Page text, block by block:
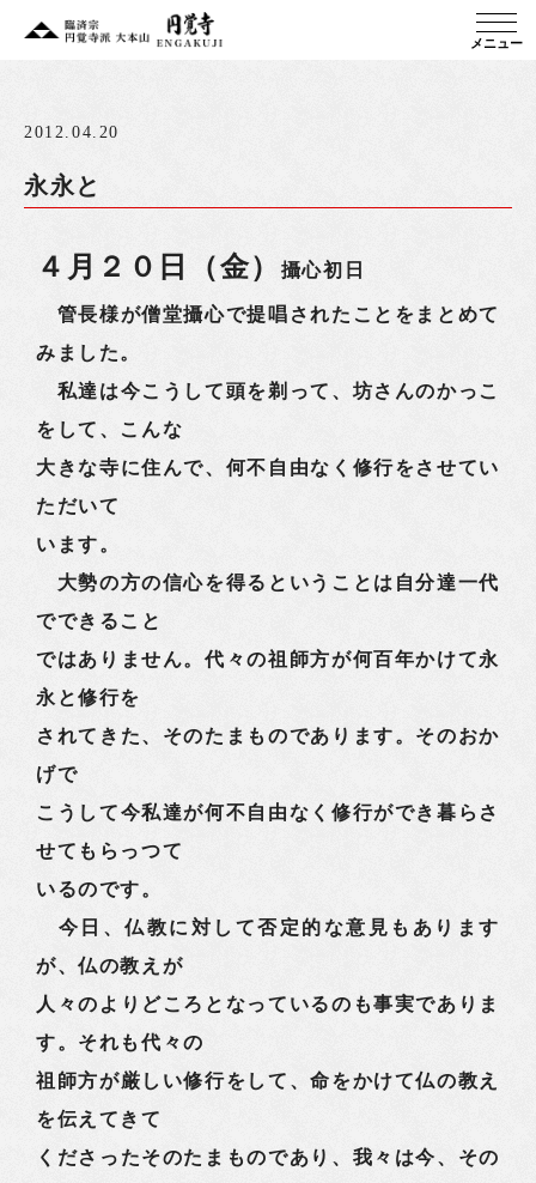
メニュー
2012.04.20
永永と
４月２０日（金） 攝心初日
管長様が僧堂攝心で提唱されたことをまとめて
みました。
私達は今こうして頭を剃って、坊さんのかっこ
をして、こんな
大きな寺に住んで、何不自由なく修行をさせてい
ただいて
います。
大勢の方の信心を得るということは自分達一代
でできること
ではありません。代々の祖師方が何百年かけて永
永と修行を
されてきた、そのたまものであります。そのおか
げで
こうして今私達が何不自由なく修行ができ暮らさ
せてもらっつて
いるのです。
今日、仏教に対して否定的な意見もあります
が、仏の教えが
人々のよりどころとなっているのも事実でありま
す。それも代々の
祖師方が厳しい修行をして、命をかけて仏の教え
を伝えてきて
くださったそのたまものであり、我々は今、その